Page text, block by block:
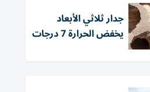
جدار ثلاثي الأبعاد
يخفض الحرارة 7 درجات